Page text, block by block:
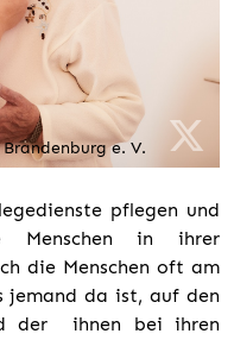
e. V.
pflegen und
Menschen in ihrer
die Menschen oft am
jemand da ist, auf den
der ihnen bei ihren